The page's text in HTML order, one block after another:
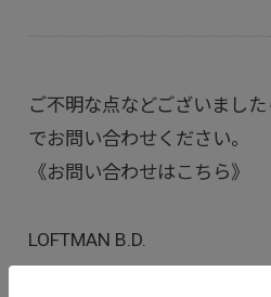
ご不明な点などございました
でお問い合わせください。
《お問い合わせはこちら》
LOFTMAN B.D.